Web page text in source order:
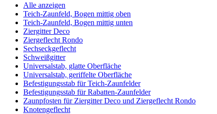
Alle anzeigen
Teich-Zaunfeld, Bogen mittig oben
Teich-Zaunfeld, Bogen mittig unten
Ziergitter Deco
Ziergeflecht Rondo
Sechseckgeflecht
Schweißgitter
Universalstab, glatte Oberfläche
Universalstab, geriffelte Oberfläche
Befestigungsstab für Teich-Zaunfelder
Befestigungsstab für Rabatten-Zaunfelder
Zaunpfosten für Ziergitter Deco und Ziergeflecht Rondo
Knotengeflecht